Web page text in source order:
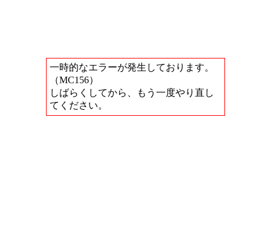
一時的なエラーが発生しております。
（MC156）
しばらくしてから、もう一度やり直し
てください。